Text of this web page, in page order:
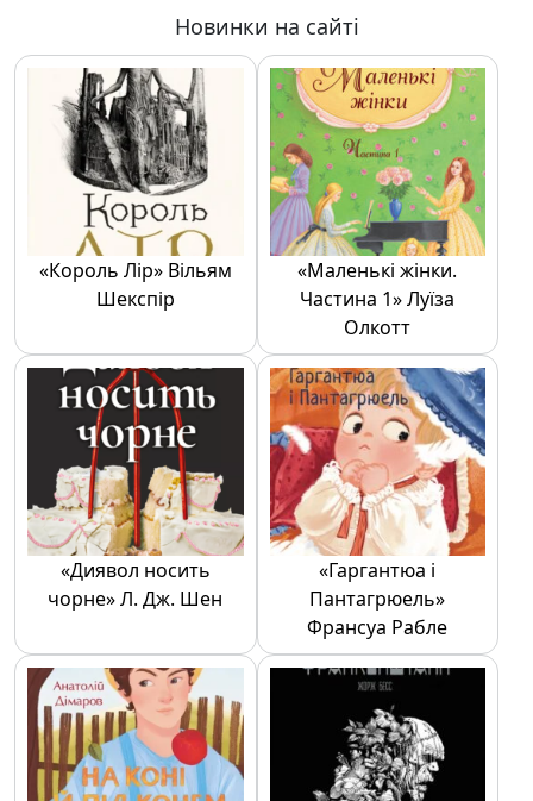
Новинки на сайті
«Король Лір» Вільям
Шекспір
«Маленькі жінки.
Частина 1» Луїза
Олкотт
«Диявол носить
чорне» Л. Дж. Шен
«Гаргантюа і
Пантагрюель»
Франсуа Рабле